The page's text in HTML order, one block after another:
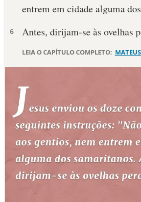
10 MANDAMENTOS
ESTUDOS BÍBLICOS
ESBOÇOS DE PREGAÇÃO
TEMAS
PERGUNTE À BÍBLIA
entrem em cidade alguma
6 Antes, dirijam-se às ovelhas
LEIA O CAPÍTULO COMPLETO: